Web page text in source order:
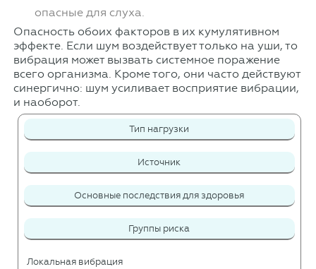
опасные для слуха.
Опасность обоих факторов в их кумулятивном
эффекте. Если шум воздействует только на уши, то
вибрация может вызвать системное поражение
всего организма. Кроме того, они часто действуют
синергично: шум усиливает восприятие вибрации,
и наоборот.
Тип нагрузки
Источник
Основные последствия для здоровья
Группы риска
Локальная вибрация